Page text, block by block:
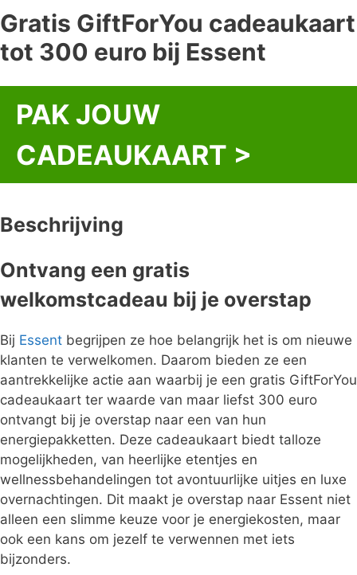
Gratis GiftForYou cadeaukaart
tot 300 euro bij Essent
PAK JOUW
CADEAUKAART >
Beschrijving
Ontvang een gratis
welkomstcadeau bij je overstap
Bij Essent begrijpen ze hoe belangrijk het is om nieuwe
klanten te verwelkomen. Daarom bieden ze een
aantrekkelijke actie aan waarbij je een gratis GiftForYou
cadeaukaart ter waarde van maar liefst 300 euro
ontvangt bij je overstap naar een van hun
energiepakketten. Deze cadeaukaart biedt talloze
mogelijkheden, van heerlijke etentjes en
wellnessbehandelingen tot avontuurlijke uitjes en luxe
overnachtingen. Dit maakt je overstap naar Essent niet
alleen een slimme keuze voor je energiekosten, maar
ook een kans om jezelf te verwennen met iets
bijzonders.